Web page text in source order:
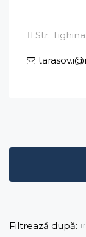
Str.
Filtrează după: